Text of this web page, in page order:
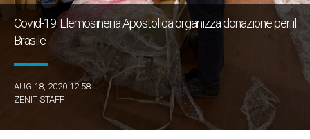
Covid-19: Elemosineria Apostolica organizza donazione per il
Brasile
AUG 18, 2020 12:58
ZENIT STAFF